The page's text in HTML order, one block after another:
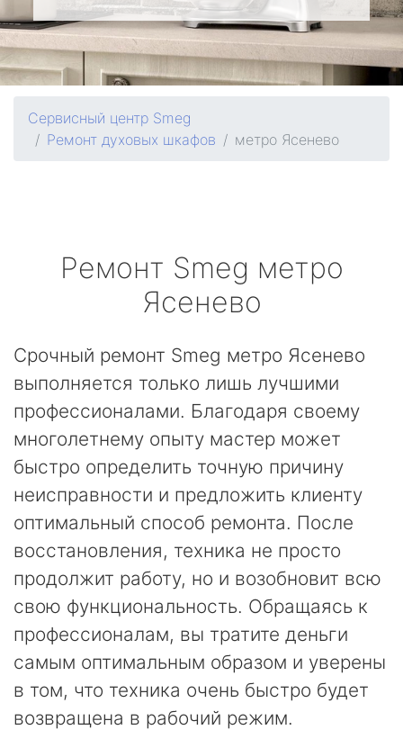
Сервисный центр Smeg
Ремонт духовых шкафов
метро Ясенево
Ремонт Smeg метро
Ясенево
Срочный ремонт Smeg метро Ясенево
выполняется только лишь лучшими
профессионалами. Благодаря своему
многолетнему опыту мастер может
быстро определить точную причину
неисправности и предложить клиенту
оптимальный способ ремонта. После
восстановления, техника не просто
продолжит работу, но и возобновит всю
свою функциональность. Обращаясь к
профессионалам, вы тратите деньги
самым оптимальным образом и уверены
в том, что техника очень быстро будет
возвращена в рабочий режим.